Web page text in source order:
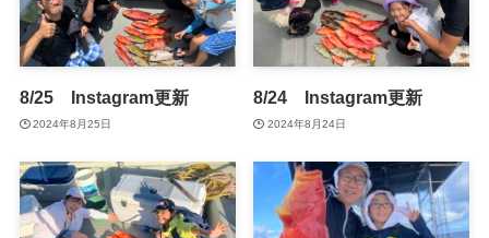
8/25 Instagram更新
2024年8月25日
8/24 Instagram更新
2024年8月24日